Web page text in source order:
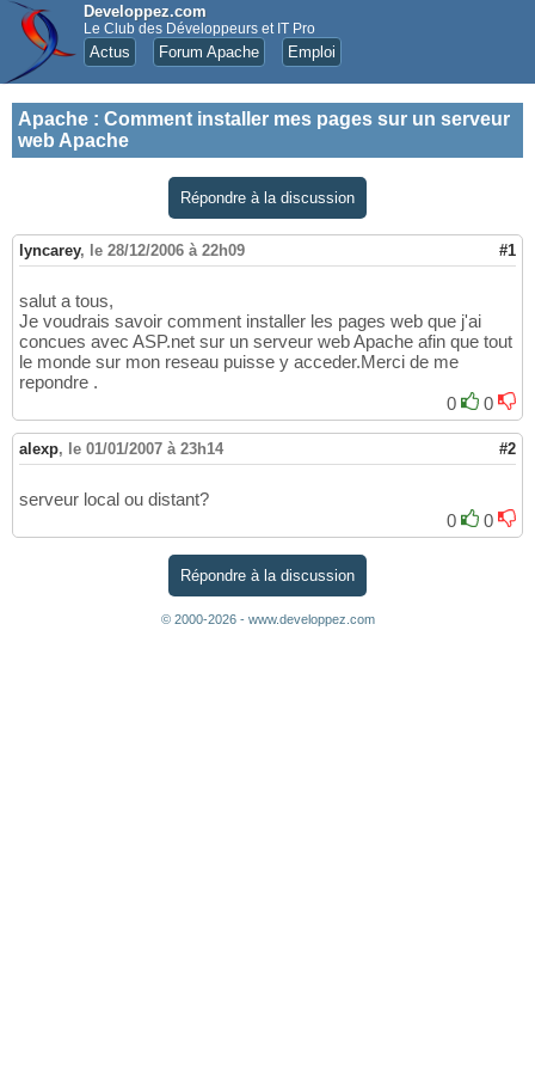
Developpez.com
Le Club des Développeurs et IT Pro
Actus Forum Apache Emploi
Apache : Comment installer mes pages sur un serveur
web Apache
Répondre à la discussion
lyncarey, le 28/12/2006 à 22h09 #1
salut a tous,
Je voudrais savoir comment installer les pages web que j'ai
concues avec ASP.net sur un serveur web Apache afin que tout
le monde sur mon reseau puisse y acceder.Merci de me
repondre .
0
0
alexp, le 01/01/2007 à 23h14 #2
serveur local ou distant?
0
0
Répondre à la discussion
© 2000-2026 - www.developpez.com